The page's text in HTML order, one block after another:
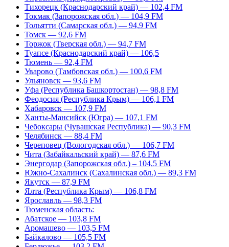
Тихорецк (Краснодарский край) — 102,4 FM
Токмак (Запорожская обл.) — 104,9 FM
Тольятти (Самарская обл.) — 94,9 FM
Томск — 92,6 FM
Торжок (Тверская обл.) — 94,7 FM
Туапсе (Краснодарский край) — 106,5
Тюмень — 92,4 FM
Уварово (Тамбовская обл.) — 100,6 FM
Ульяновск — 93,6 FM
Уфа (Республика Башкортостан) — 98,8 FM
Феодосия (Республика Крым) — 106,1 FM
Хабаровск — 107,9 FM
Ханты-Мансийск (Югра) — 107,1 FM
Чебоксары (Чувашская Республика) — 90,3 FM
Челябинск — 88,4 FM
Череповец (Вологодская обл.) — 106,7 FM
Чита (Забайкальский край) — 87,6 FM
Энергодар (Запорожская обл.) – 104,5 FM
Южно-Сахалинск (Сахалинская обл.) — 89,3 FM
Якутск — 87,9 FM
Ялта (Республика Крым) — 106,8 FM
Ярославль — 98,3 FM
Тюменская область:
Абатское — 103,8 FM
Аромашево — 103,5 FM
Байкалово — 105,5 FM